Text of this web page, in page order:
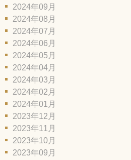
2024年09月
2024年08月
2024年07月
2024年06月
2024年05月
2024年04月
2024年03月
2024年02月
2024年01月
2023年12月
2023年11月
2023年10月
2023年09月